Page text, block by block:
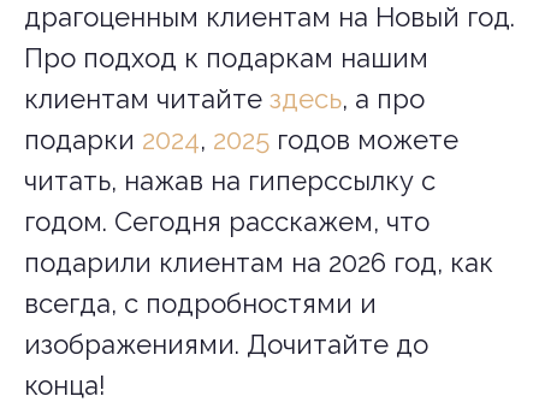
драгоценным клиентам на Новый год.
Про подход к подаркам нашим
клиентам читайте здесь, а про
подарки 2024, 2025 годов можете
читать, нажав на гиперссылку с
годом. Сегодня расскажем, что
подарили клиентам на 2026 год, как
всегда, с подробностями и
изображениями. Дочитайте до
конца!